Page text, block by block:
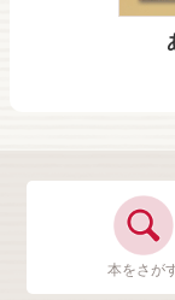
本をさが